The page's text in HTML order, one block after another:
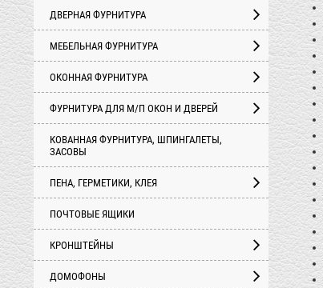
ДВЕРНАЯ ФУРНИТУРА
МЕБЕЛЬНАЯ ФУРНИТУРА
ОКОННАЯ ФУРНИТУРА
ФУРНИТУРА ДЛЯ М/П ОКОН И ДВЕРЕЙ
КОВАННАЯ ФУРНИТУРА, ШПИНГАЛЕТЫ,
ЗАСОВЫ
ПЕНА, ГЕРМЕТИКИ, КЛЕЯ
ПОЧТОВЫЕ ЯЩИКИ
КРОНШТЕЙНЫ
ДОМОФОНЫ